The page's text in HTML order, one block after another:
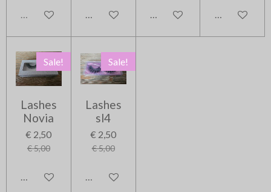
Uitverkocht In winkelwagen In winkelwagen In
Sale!
Lashes
Novia
€ 2,50
€ 5,00
In winkelwagen
Sale!
Lashes
sl4
€ 2,50
€ 5,00
In winkelwagen